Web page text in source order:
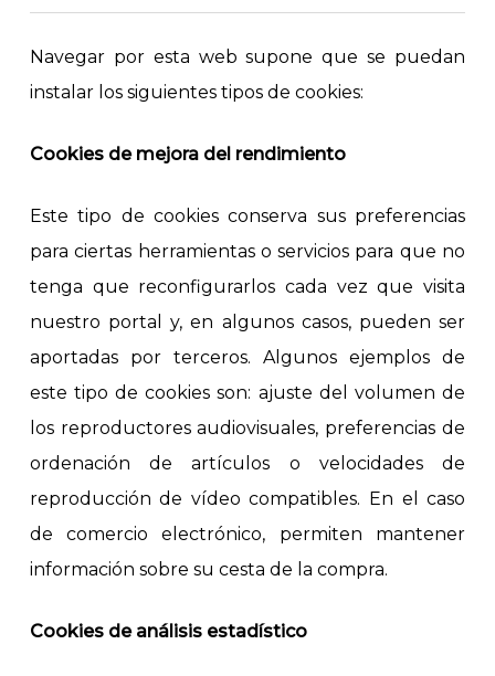
Navegar por esta web supone que se puedan
instalar los siguientes tipos de cookies:
Cookies de mejora del rendimiento
Este tipo de cookies conserva sus preferencias
para ciertas herramientas o servicios para que no
tenga que reconfigurarlos cada vez que visita
nuestro portal y, en algunos casos, pueden ser
aportadas por terceros. Algunos ejemplos de
este tipo de cookies son: ajuste del volumen de
los reproductores audiovisuales, preferencias de
ordenación de artículos o velocidades de
reproducción de vídeo compatibles. En el caso
de comercio electrónico, permiten mantener
información sobre su cesta de la compra.
Cookies de análisis estadístico